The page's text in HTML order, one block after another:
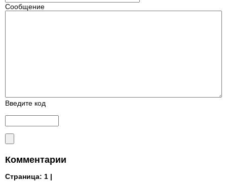
Сообщение
Введите код
Комментарии
Страница: 1 |